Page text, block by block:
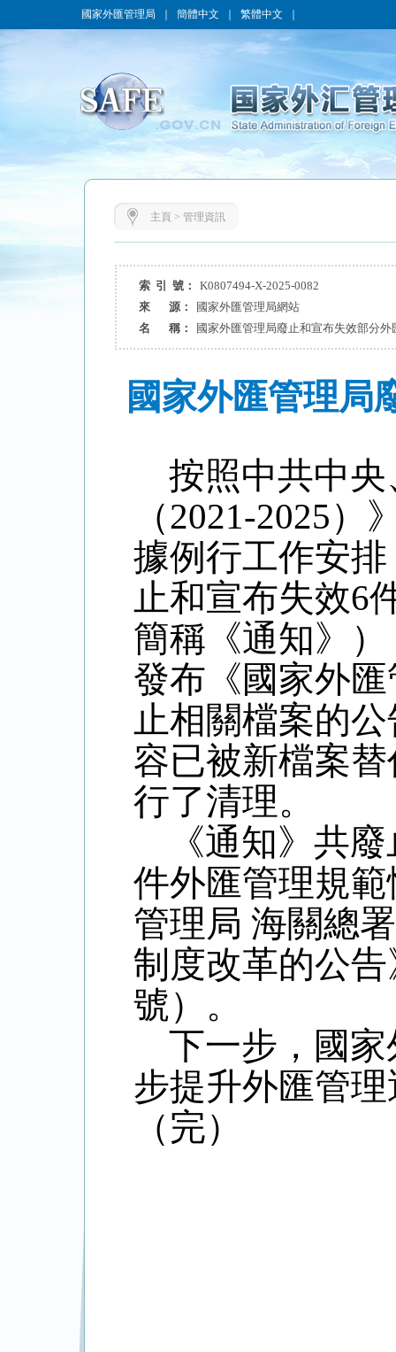
國家外匯管理局 簡體中文 繁體中文
主頁 > 管理資訊
索 引 號：
K0807494-X-2025-0082
來 源：
國家外匯管理局網站
名 稱：
國家外匯管理局廢止和宣布失效部分外
國家外匯管理局
按照中共中
（2021-2025）
據例行工作安
止和宣布失效6
簡稱《通知》
發布《國家外
止相關檔案的
容已被新檔案
行了清理。
《通知》共
件外匯管理規
管理局 海關總
制度改革的公
號）。
下一步，國
步提升外匯管
（完）